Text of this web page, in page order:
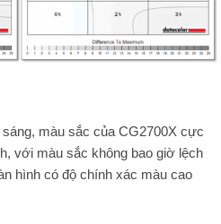
màu sắc của CG2700X cực
với màu sắc không bao giờ lệch
hình có độ chính xác màu cao